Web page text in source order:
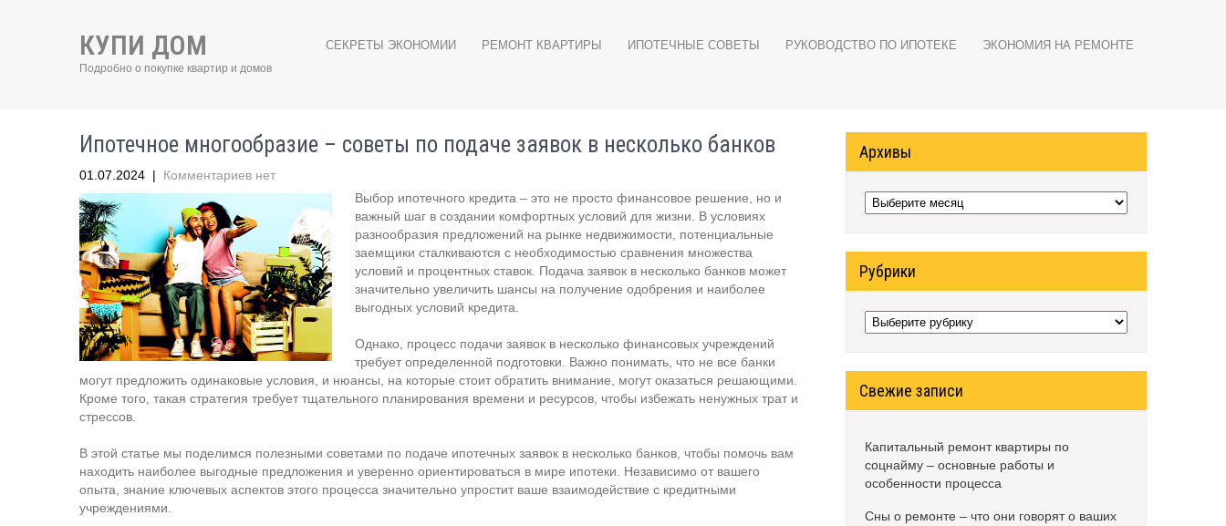
КУПИ ДОМ
Подробно о покупке квартир и домов
СЕКРЕТЫ ЭКОНОМИИ РЕМОНТ КВАРТИРЫ ИПОТЕЧНЫЕ СОВЕТЫ РУКОВОДСТВО ПО ИПОТЕКЕ ЭКОНОМИЯ НА РЕМОНТЕ
Ипотечное многообразие – советы по подаче заявок в несколько банков
01.07.2024 | Комментариев нет
Выбор ипотечного кредита – это не просто финансовое решение, но и
важный шаг в создании комфортных условий для жизни. В условиях
разнообразия предложений на рынке недвижимости, потенциальные
заемщики сталкиваются с необходимостью сравнения множества
условий и процентных ставок. Подача заявок в несколько банков может
значительно увеличить шансы на получение одобрения и наиболее
выгодных условий кредита.
Однако, процесс подачи заявок в несколько финансовых учреждений
требует определенной подготовки. Важно понимать, что не все банки
могут предложить одинаковые условия, и нюансы, на которые стоит обратить внимание, могут оказаться решающими.
Кроме того, такая стратегия требует тщательного планирования времени и ресурсов, чтобы избежать ненужных трат и
стрессов.
В этой статье мы поделимся полезными советами по подаче ипотечных заявок в несколько банков, чтобы помочь вам
находить наиболее выгодные предложения и уверенно ориентироваться в мире ипотеки. Независимо от вашего
опыта, знание ключевых аспектов этого процесса значительно упростит ваше взаимодействие с кредитными
учреждениями.
Архивы
Архивы
Рубрики
Рубрики
Свежие записи
Капитальный ремонт квартиры по
соцнайму – основные работы и
особенности процесса
Сны о ремонте – что они говорят о ваших